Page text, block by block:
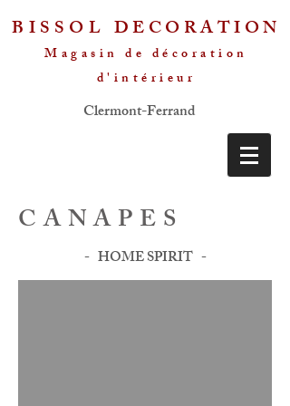
BISSOL DECORATION
Magasin de décoration
d'intérieur
Clermont-Ferrand
CANAPES
- HOME SPIRIT -